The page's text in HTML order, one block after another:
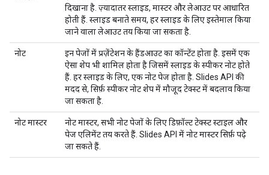
दिखाना है. ज़्यादातर स्लाइड, मास्टर और लेआउट पर आधारित
होती हैं. स्लाइड बनाते समय, हर स्लाइड के लिए इस्तेमाल किया
जाने वाला लेआउट तय किया जा सकता है.
नोट
इन पेजों में प्रज़ेंटेशन के हैंडआउट का कॉन्टेंट होता है. इसमें एक
ऐसा शेप भी शामिल होता है जिसमें स्लाइड के स्पीकर नोट होते
हैं. हर स्लाइड के लिए, एक नोट पेज होता है. Slides API की
मदद से, सिर्फ़ स्पीकर नोट शेप में मौजूद टेक्स्ट में बदलाव किया
जा सकता है.
नोट मास्टर
नोट मास्टर, सभी नोट पेजों के लिए डिफ़ॉल्ट टेक्स्ट स्टाइल और
पेज एलिमेंट तय करते हैं. Slides API में नोट मास्टर सिर्फ़ पढ़े
जा सकते हैं.